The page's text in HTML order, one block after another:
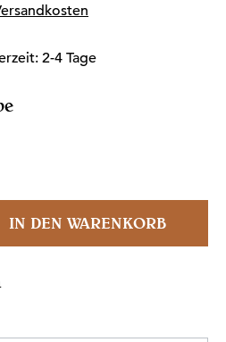
2-4 Tage
auswählen
den gewünschten
IN DEN WARENKORB